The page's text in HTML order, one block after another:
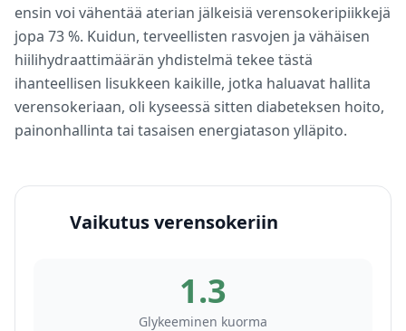
ensin voi vähentää aterian jälkeisiä verensokeripiikkejä
jopa 73 %. Kuidun, terveellisten rasvojen ja vähäisen
hiilihydraattimäärän yhdistelmä tekee tästä
ihanteellisen lisukkeen kaikille, jotka haluavat hallita
verensokeriaan, oli kyseessä sitten diabeteksen hoito,
painonhallinta tai tasaisen energiatason ylläpito.
Vaikutus verensokeriin
1.3
Glykeeminen kuorma